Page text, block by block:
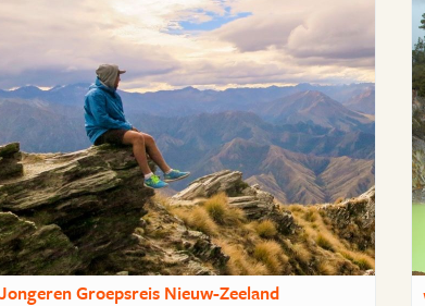
Jongeren Groepsreis Nieuw-Zeeland